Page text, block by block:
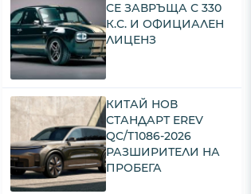
СЕ ЗАВРЪЩА С 330
К.С. И ОФИЦИАЛЕН
ЛИЦЕНЗ
КИТАЙ НОВ
СТАНДАРТ EREV
QC/T1086-2026
РАЗШИРИТЕЛИ НА
ПРОБЕГА